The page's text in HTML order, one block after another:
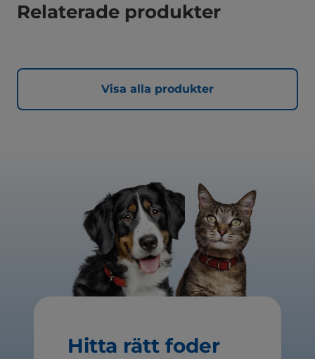
Relaterade produkter
Visa alla produkter
Hitta rätt foder